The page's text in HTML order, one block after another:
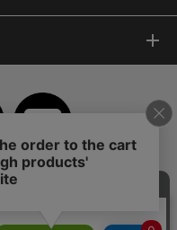
ご利用案内